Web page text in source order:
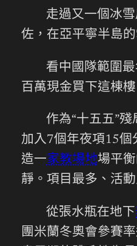
走過又一個冰
佐，在亞平寧半島
看中國隊範圍
百萬現金買下這棟
作為“十五五”
加入7個年夜項15個
造一家教場地場平
靜。項目最多、活
從張水瓶在地下
團米蘭冬奧會參賽